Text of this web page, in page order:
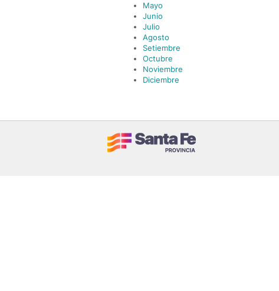
Mayo
Junio
Julio
Agosto
Setiembre
Octubre
Noviembre
Diciembre